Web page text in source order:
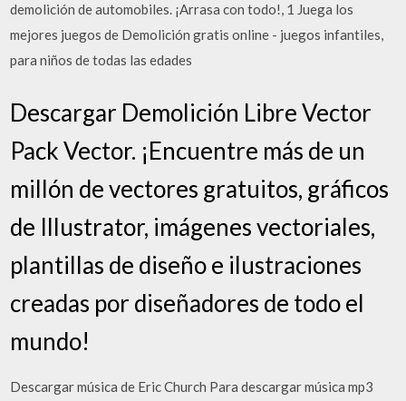
demolición de automobiles. ¡Arrasa con todo!, 1 Juega los
mejores juegos de Demolición gratis online - juegos infantiles,
para niños de todas las edades
Descargar Demolición Libre Vector
Pack Vector. ¡Encuentre más de un
millón de vectores gratuitos, gráficos
de Illustrator, imágenes vectoriales,
plantillas de diseño e ilustraciones
creadas por diseñadores de todo el
mundo!
Descargar música de Eric Church Para descargar música mp3